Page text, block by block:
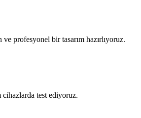
profesyonel bir tasarım hazırlıyoruz.
cihazlarda test ediyoruz.